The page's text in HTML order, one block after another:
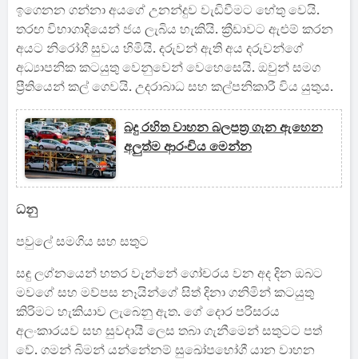
ඉගෙනන ගන්නා අයගේ උනන්දුව වැඩිවීමට හේතු වෙයි.
තරඟ විභාගාදියෙන් ජය ලැබිය හැකියි. ක්‍රීඩාවට ඇළුම් කරන
අයට නිරෝගී සුවය හිමියි. දරුවන් ඇති අය දරුවන්ගේ
අධ්‍යාපනික කටයුතු වෙනුවෙන් වෙහෙසෙයි. ඔවුන් සමග
ප්‍රීතියෙන් කල් ගෙවයි. උදරාබාධ සහ කල්පනිකාරී විය යුතුය.
බදු රහිත වාහන බලපත්‍ර ගැන ඇහෙන
අලුත්ම ආරංචිය මෙන්න
ධනු
පවුලේ සමගිය සහ සතුට
සඳු ලග්නයෙන් හතර වැන්නේ ගෝචරය වන අද දින ඔබට
මවගේ සහ මව්පස නෑයින්ගේ සිත් දිනා ගනිමින් කටයුතු
කිරිමට හැකියාව ලැබෙනු ඇත. ගේ දොර පරිසරය
අලංකාරයව සහ සුවදායී ලෙස තබා ගැනීමෙන් සතුටට පත්
වේ. ගමන් බිමන් යන්නේනම් සුඛෝපභෝගී යාන වාහන